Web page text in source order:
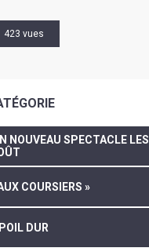
423 vues
NOUVEAU SPECTACLE LES
COURSIERS »
DUR